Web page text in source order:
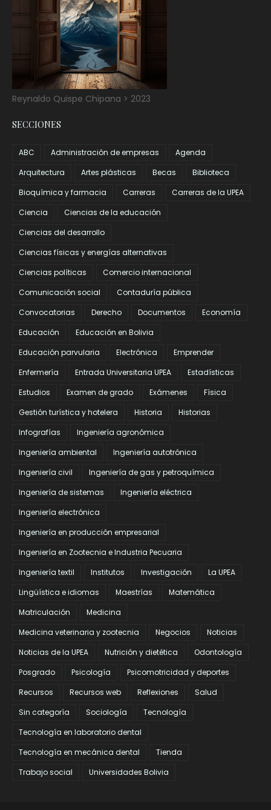
Reynaldo Quispe Chipana > 2023
SECCIONES
ABC Administración de empresas
Agenda
Arquitectura
Artes plásticas Becas
Biblioteca
Bioquímica y farmacia
Carreras
Carreras de la UPEA
Ciencia
Ciencias de la educación
Ciencias del desarrollo
Ciencias físicas y energías alternativas
Ciencias políticas
Comercio internacional
Comunicación social
Contaduría pública
Convocatorias
Derecho Documentos
Economía
Educación
Educación en Bolivia
Educación parvularia
Electrónica
Emprender
Enfermería
Entrada Universitaria UPEA
Estadísticas
Estudios
Examen de grado Exámenes
Física
Gestión turística y hotelera
Historia
Historias
Infografías
Ingeniería agronómica
Ingeniería ambiental
Ingeniería autotrónica
Ingeniería civil
Ingeniería de gas y petroquímica
Ingeniería de sistemas
Ingeniería eléctrica
Ingeniería electrónica
Ingeniería en producción empresarial
Ingeniería en Zootecnia e Industria Pecuaria
Ingeniería textil
Institutos Investigación
La UPEA
Lingüística e idiomas
Maestrías
Matemática
Matriculación
Medicina
Medicina veterinaria y zootecnia
Negocios
Noticias
Noticias de la UPEA
Nutrición y dietética
Odontología
Posgrado
Psicología
Psicomotricidad y deportes
Recursos
Recursos web Reflexiones
Salud
Sin categoría
Sociología
Tecnología
Tecnología en laboratorio dental
Tecnología en mecánica dental
Tienda
Trabajo social
Universidades Bolivia